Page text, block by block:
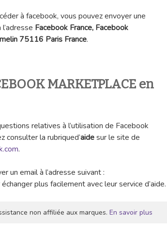
à facebook, vous pouvez envoyer une
Facebook France, Facebook
75116 Paris France.
MARKETPLACE en
relatives à l’utilisation de Facebook
consulter la rubriqued’aidesur le site de
.
un email à l’adresse suivant :
plus facilement avec leur service d’aide.
non affiliée aux marques. En savoir plus